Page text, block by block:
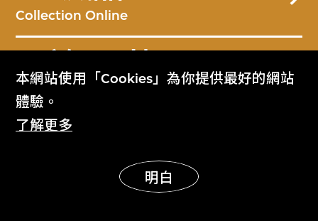
本網站使用「Cookies」為你提供最好的網站
體驗。
了解更多
明白
Collection Online
關於M+藏品
About the Collection
M+雜誌